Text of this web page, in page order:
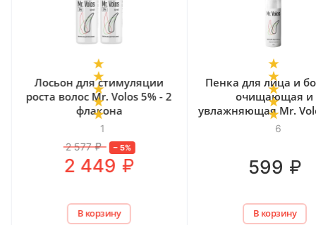
1
Лосьон для стимуляции
роста волос Mr. Volos 5% - 2
флакона
2 577 ₽ – 5%
2 449 ₽
В корзину
6
Пенка для лица и
очищающая и
увлажняющая Mr.
мл
599 ₽
В корзину